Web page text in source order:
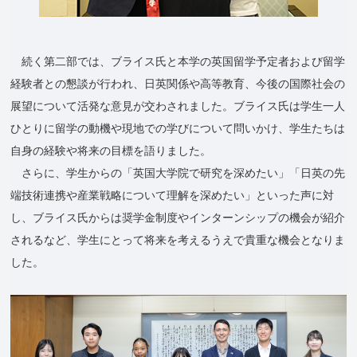
続く第二部では、ブライス氏と本学の英国留学予定者および留学
経験者との懇談が行われ、日英関係や高等教育、今後の国際社会の
展望について活発な意見が交わされました。ブライス氏は学生一人
ひとりに留学の動機や現地での学びについて問いかけ、学生たちは
自身の経験や将来の目標を語りました。
さらに、学生からの「英国大学院で研究を深めたい」「日英の先
端技術連携や産業戦略について理解を深めたい」といった声に対
し、ブライス氏からは奨学金制度やインターンシップの機会が紹介
されるなど、学生にとって将来を考えるうえで貴重な機会となりま
した。